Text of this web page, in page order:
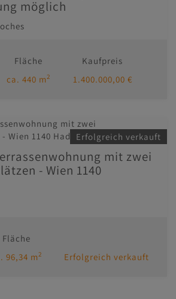
möglich
Fläche
ca. 440 m2
Kaufpreis
1.400.000,00 €
Erfolgreich verkauft
mit zwei
- Wien 1140
Fläche
96,34 m2 Erfolgreich verkauft